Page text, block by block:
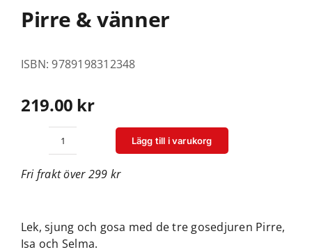
Pirre & vänner
ISBN: 9789198312348
219.00 kr
Pirre
vänner
Lägg till i varukorg
Fri frakt över 299 kr
Lek, sjung och gosa med de tre gosedjuren Pirre,
Isa och Selma.